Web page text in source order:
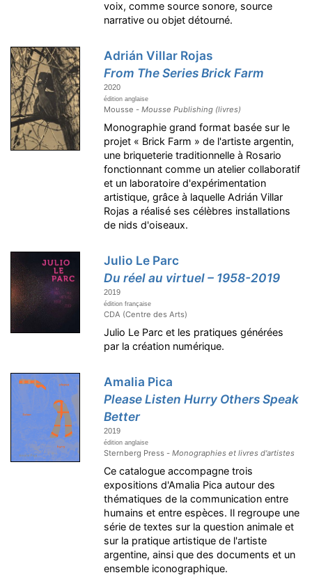
voix, comme source sonore, source
narrative ou objet détourné.
Adrián Villar Rojas
From The Series Brick Farm
2020
édition anglaise
Mousse -Mousse Publishing (livres)
Monographie grand format basée sur le
projet « Brick Farm » de l'artiste argentin,
une briqueterie traditionnelle à Rosario
fonctionnant comme un atelier collaboratif
et un laboratoire d'expérimentation
artistique, grâce à laquelle Adrián Villar
Rojas a réalisé ses célèbres installations
de nids d'oiseaux.
Julio Le Parc
Du réel au virtuel – 1958-2019
2019
édition française
CDA (Centre des Arts)
Julio Le Parc et les pratiques générées
par la création numérique.
Amalia Pica
Please Listen Hurry Others Speak
Better
2019
édition anglaise
Sternberg Press -Monographies et livres d'artistes
Ce catalogue accompagne trois
expositions d'Amalia Pica autour des
thématiques de la communication entre
humains et entre espèces. Il regroupe une
série de textes sur la question animale et
sur la pratique artistique de l'artiste
argentine, ainsi que des documents et un
ensemble iconographique.